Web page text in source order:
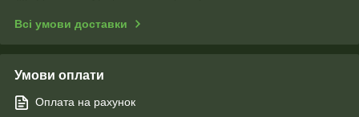
Всі умови доставки
Умови оплати
Оплата на рахунок